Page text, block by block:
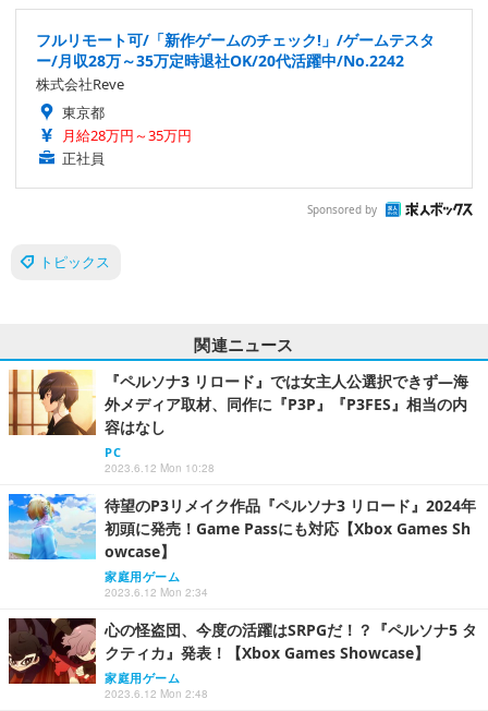
フルリモート可/「新作ゲームのチェック!」/ゲームテスタ
ー/月収28万～35万定時退社OK/20代活躍中/No.2242
株式会社Reve
東京都
月給28万円～35万円
正社員
Sponsored by
トピックス
関連ニュース
『ペルソナ3 リロード』では女主人公選択できず―海
外メディア取材、同作に『P3P』『P3FES』相当の内
容はなし
PC
2023.6.12 Mon 10:28
待望のP3リメイク作品『ペルソナ3 リロード』2024年
初頭に発売！Game Passにも対応【Xbox Games Sh
owcase】
家庭用ゲーム
2023.6.12 Mon 2:34
心の怪盗団、今度の活躍はSRPGだ！？『ペルソナ5 タ
クティカ』発表！【Xbox Games Showcase】
家庭用ゲーム
2023.6.12 Mon 2:48